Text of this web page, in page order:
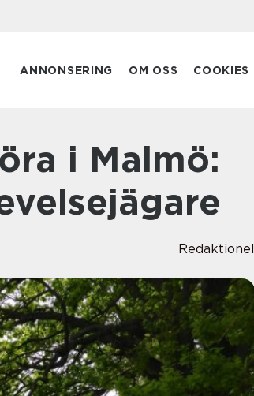
ANNONSERING OM OSS COOKIES
Redaktionel